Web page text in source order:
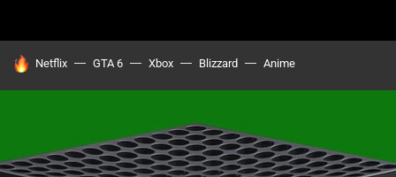
HOY SE HABLA DE
Netflix GTA 6 Xbox Blizzard Anime